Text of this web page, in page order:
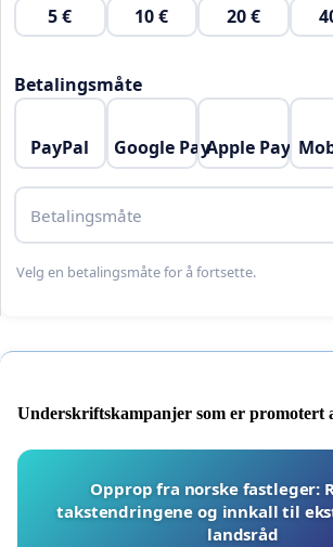
5 €
10 € 20 €
Betalingsmåte
PayPal Google PayApple Pay
Betalingsmåte
Velg en betalingsmåte for å fortsette.
Underskriftskampanjer som er promotert
Opprop fra norske fastleger:
takstendringene og innkall til
landsråd